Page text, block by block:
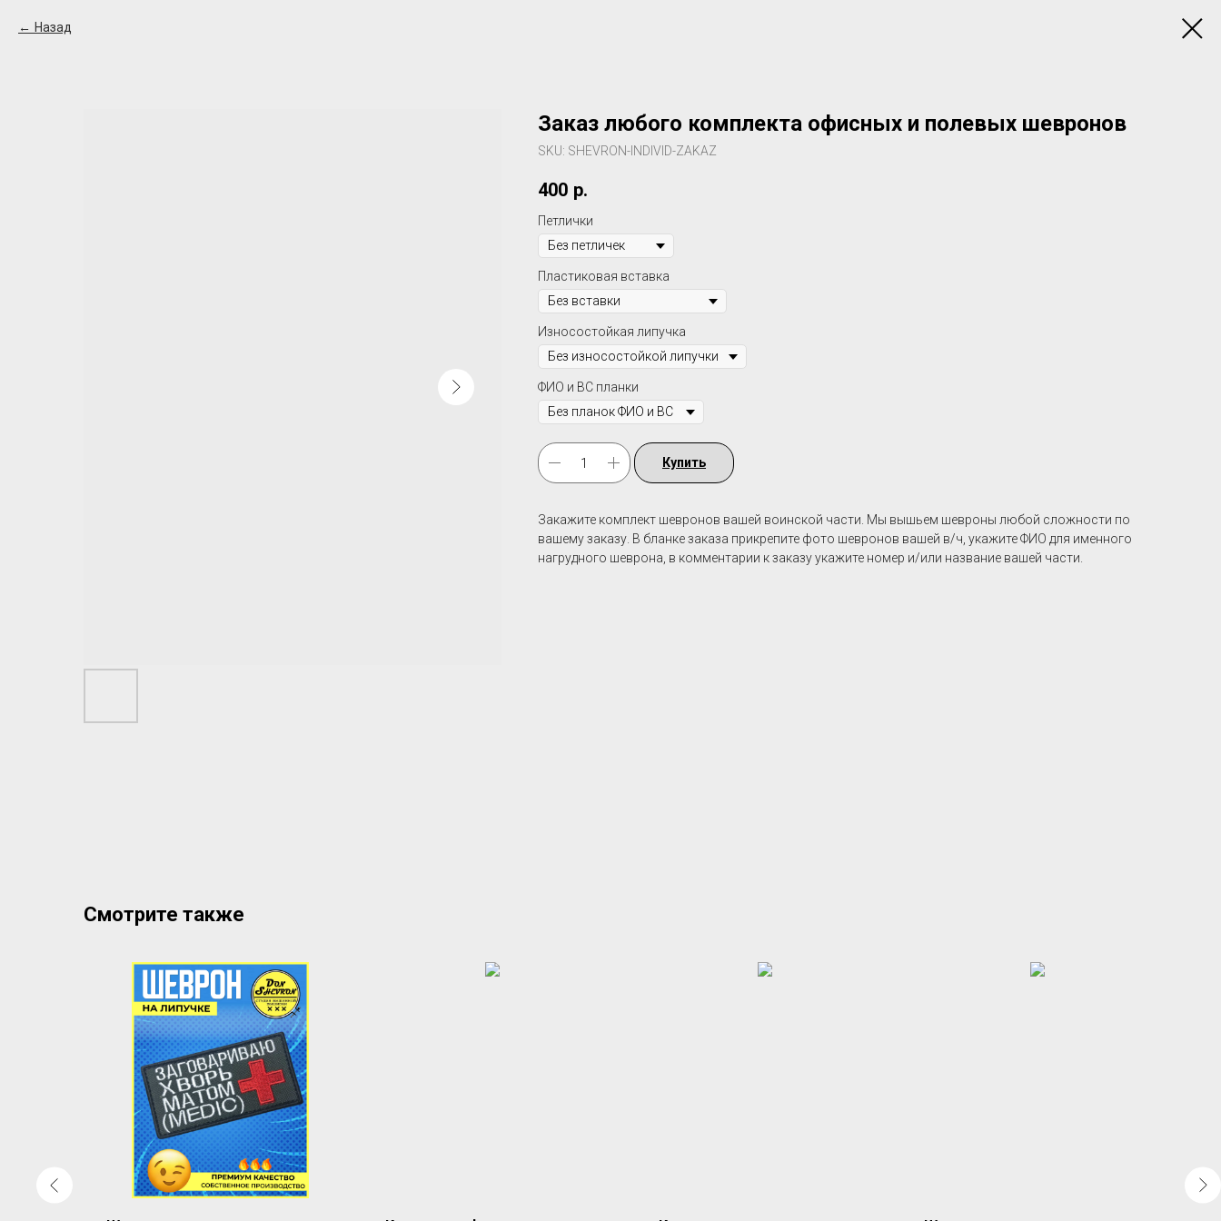
Назад
Заказ любого комплекта офисных и полевых шевронов
SKU: SHEVRON-INDIVID-ZAKAZ
400 р.
Петлички
Пластиковая вставка
Износостойкая липучка
ФИО и ВС планки
Купить
Закажите комплект шевронов вашей воинской части. Мы вышьем шевроны любой сложности по
вашему заказу. В бланке заказа прикрепите фото шевронов вашей в/ч, укажите ФИО для именного
нагрудного шеврона, в комментарии к заказу укажите номер и/или название вашей части.
Смотрите также